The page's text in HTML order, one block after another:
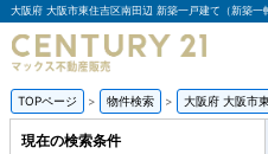
TOPページ 物件検索 大阪府 大阪市
現在の検索条件